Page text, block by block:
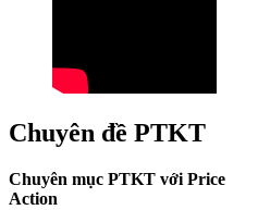
Chuyên đề PTKT
Chuyên mục PTKT với Price
Action